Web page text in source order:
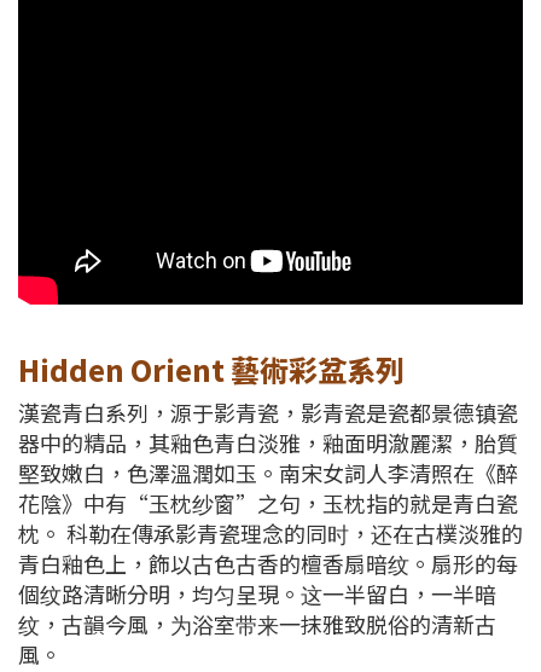
Hidden Orient 藝術彩盆系列
漢瓷青白系列，源于影青瓷，影青瓷是瓷都景德镇瓷
器中的精品，其釉色青白淡雅，釉面明澈麗潔，胎質
堅致嫩白，色澤溫潤如玉。南宋女詞人李清照在《醉
花陰》中有“玉枕纱窗”之句，玉枕指的就是青白瓷
枕。 科勒在傳承影青瓷理念的同时，还在古樸淡雅的
青白釉色上，飾以古色古香的檀香扇暗纹。扇形的每
個纹路清晰分明，均匀呈現。这一半留白，一半暗
纹，古韻今風，为浴室带来一抹雅致脱俗的清新古
風。